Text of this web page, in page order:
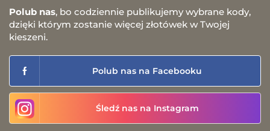
Polub nas, bo codziennie publikujemy wybrane kody,
dzięki którym zostanie więcej złotówek w Twojej
kieszeni.
Polub nas na Facebooku
Śledź nas na Instagram